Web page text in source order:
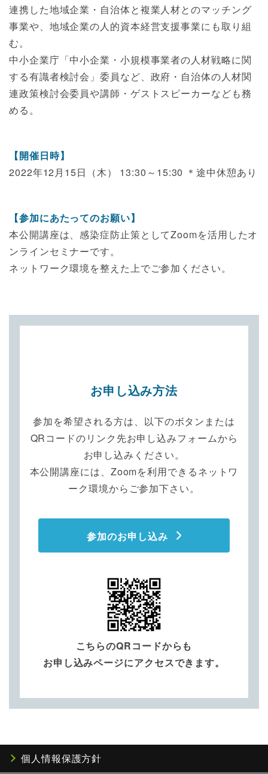
連携した地域企業・自治体と複業人材とのマッチング
事業や、地域企業の人的資本経営支援事業にも取り組
む。
中小企業庁「中小企業・小規模事業者の人材戦略に関
する有識者検討会」委員など、政府・自治体の人材関
連政策検討会委員や講師・ゲストスピーカーなども務
める。
【開催日時】
2022年12月15日（木） 13:30～15:30 ＊途中休憩あり
【参加にあたってのお願い】
本公開講座は、感染症防止策としてZoomを活用したオ
ンラインセミナーです。
ネットワーク環境を整えた上でご参加ください。
お申し込み方法
参加を希望される方は、以下のボタンまたは
QRコードのリンク先お申し込みフォームから
お申し込みください。
本公開講座には、Zoomを利用できるネットワ
ーク環境からご参加下さい。
参加のお申し込み
こちらのQRコードからも
お申し込みページにアクセスできます。
個人情報保護方針